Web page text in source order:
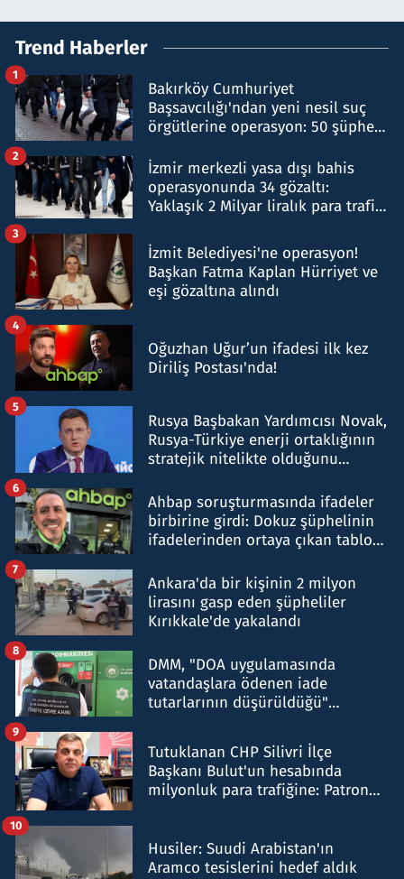
Trend Haberler
Bakırköy Cumhuriyet
Başsavcılığı'ndan yeni nesil suç
örgütlerine operasyon: 50 şüpheli
1
İzmir merkezli yasa dışı bahis
operasyonunda 34 gözaltı:
Yaklaşık 2 Milyar liralık para trafiği
2
İzmit Belediyesi'ne operasyon!
Başkan Fatma Kaplan Hürriyet ve
eşi gözaltına alındı
3
Oğuzhan Uğur’un ifadesi ilk kez
Diriliş Postası'nda!
4
Rusya Başbakan Yardımcısı Novak,
Rusya-Türkiye enerji ortaklığının
stratejik nitelikte olduğunu
5
Ahbap soruşturmasında ifadeler
birbirine girdi: Dokuz şüphelinin
ifadelerinden ortaya çıkan tablo
6
Ankara'da bir kişinin 2 milyon
lirasını gasp eden şüpheliler
Kırıkkale'de yakalandı
7
DMM, "DOA uygulamasında
vatandaşlara ödenen iade
tutarlarının düşürüldüğü"
8
Tutuklanan CHP Silivri İlçe
Başkanı Bulut'un hesabında
milyonluk para trafiğine: Patron
9
Husiler: Suudi Arabistan'ın
Aramco tesislerini hedef aldık
10